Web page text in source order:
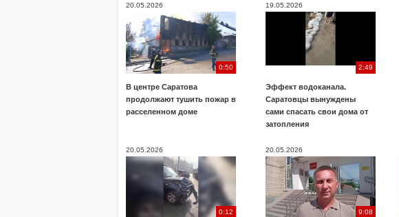
20.05.2026
0:50
В центре Саратова
продолжают тушить пожар в
расселенном доме
19.05.2026
2:49
Эффект водоканала.
Саратовцы вынуждены
сами спасать свои дома от
затопления
20.05.2026
0:12
20.05.2026
9:08